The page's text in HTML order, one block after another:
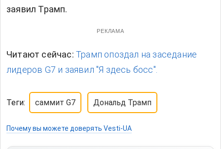
заявил Трамп.
РЕКЛАМА
Читают сейчас: Трамп опоздал на заседание
лидеров G7 и заявил "Я здесь босс".
Теги: саммит G7 Дональд Трамп
Почему вы можете доверять Vesti-UA